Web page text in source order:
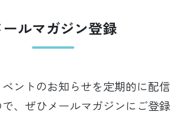
ールマガジン登録
ントのお知らせを定期的に配信
で、ぜひメールマガジンにご登録